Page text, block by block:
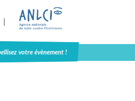
votre évènement !